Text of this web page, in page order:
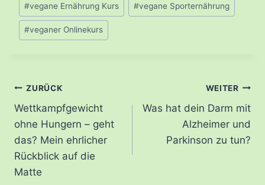
#vegane Ernährung Kurs #vegane Sporternährung
#veganer Onlinekurs
Beitragsnavigation
ZURÜCK
Wettkampfgewicht
ohne Hungern – geht
das? Mein ehrlicher
Rückblick auf die
Matte
WEITER
Was hat dein Darm mit
Alzheimer und
Parkinson zu tun?